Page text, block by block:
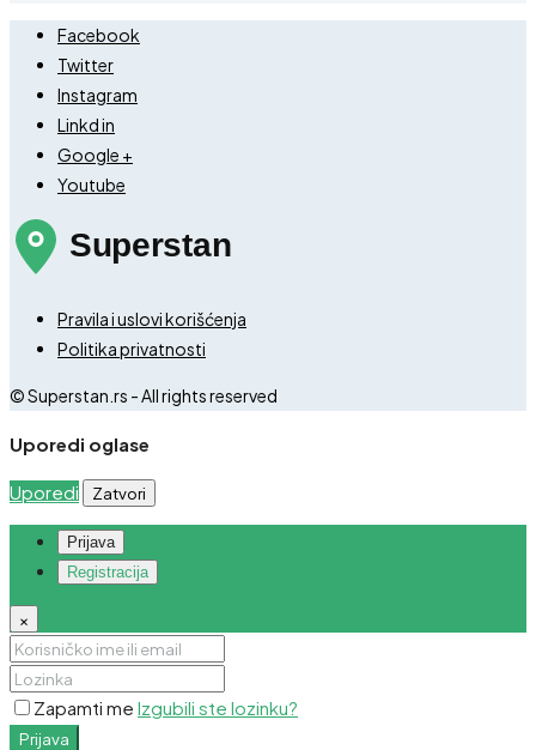
Facebook
Twitter
Instagram
Linkd in
Google +
Youtube
Pravila i uslovi korišćenja
Politika privatnosti
© Superstan.rs - All rights reserved
Uporedi oglase
Uporedi Zatvori
Prijava
Registracija
×
Zapamti me Izgubili ste lozinku?
Prijava